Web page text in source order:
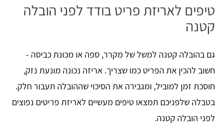
טיפים לאריזת פריט בודד לפני הובלה
קטנה
גם בהובלה קטנה למשל של מקרר, ספה או מכונת כביסה -
חשוב להכין את הפריט כמו שצריך. אריזה נכונה מונעת נזק,
חוסכת זמן למוביל, ומגבירה את הסיכוי שההובלה תעבור חלק.
בטבלה שלפניכם תמצאו טיפים מעשיים לאריזת פריטים נפוצים
לפני הובלה קטנה.